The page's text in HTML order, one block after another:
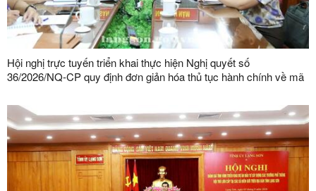
Hội nghị trực tuyến triển khai thực hiện Nghị quyết số
36/2026/NQ-CP quy định đơn giản hóa thủ tục hành chính về mã